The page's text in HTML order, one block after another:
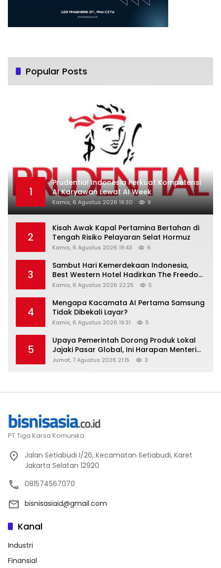
Popular Posts
1
Prudential Indonesia Perkuat Kompetensi
AI Karyawan Lewat AI Week
Kamis, 6 Agustus 2026 19:30 9
2
Kisah Awak Kapal Pertamina Bertahan di
Tengah Risiko Pelayaran Selat Hormuz
Kamis, 6 Agustus 2026 19:43 6
3
Sambut Hari Kemerdekaan Indonesia,
Best Western Hotel Hadirkan The Freedom
Stay Diskon Hingga 45%
Kamis, 6 Agustus 2026 22:25 5
4
Mengapa Kacamata AI Pertama Samsung
Tidak Dibekali Layar?
Kamis, 6 Agustus 2026 19:31 5
5
Upaya Pemerintah Dorong Produk Lokal
Jajaki Pasar Global, Ini Harapan Menteri
Perindustrian RI Lewat ILT dan IGT Expo
Jumat, 7 Agustus 2026 21:15 3
PT Tiga Karsa Komunika.
Jalan Setiabudi I/26, Kecamatan Setiabudi, Karet
Jakarta Selatan 12920
081574567070
bisnisasiaid@gmail.com
Kanal
Industri
Finansial